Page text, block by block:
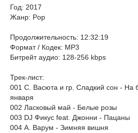
Год: 2017
Жанр: Pop
Продолжительность: 12:32:19
Формат / Кодек: MP3
Битрейт аудио: 128-256 kbps
Трек-лист:
001 С. Васюта и гр. Сладкий сон - На
января
002 Ласковый май - Белые розы
003 DJ Фикус feat. Джонни - Пацаны
004 А. Варум - Зимняя вишня